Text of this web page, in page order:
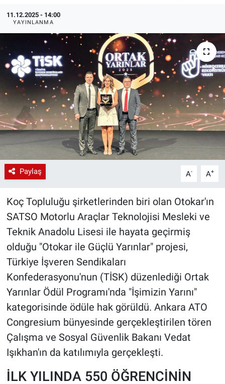
11.12.2025 - 14:00
YAYINLANMA
Paylaş A- A+
Koç Topluluğu şirketlerinden biri olan Otokar'ın
SATSO Motorlu Araçlar Teknolojisi Mesleki ve
Teknik Anadolu Lisesi ile hayata geçirmiş
olduğu "Otokar ile Güçlü Yarınlar" projesi,
Türkiye İşveren Sendikaları
Konfederasyonu'nun (TİSK) düzenlediği Ortak
Yarınlar Ödül Programı'nda "İşimizin Yarını"
kategorisinde ödüle hak görüldü. Ankara ATO
Congresium bünyesinde gerçekleştirilen tören
Çalışma ve Sosyal Güvenlik Bakanı Vedat
Işıkhan'ın da katılımıyla gerçekleşti.
İLK YILINDA 550 ÖĞRENCİNİN